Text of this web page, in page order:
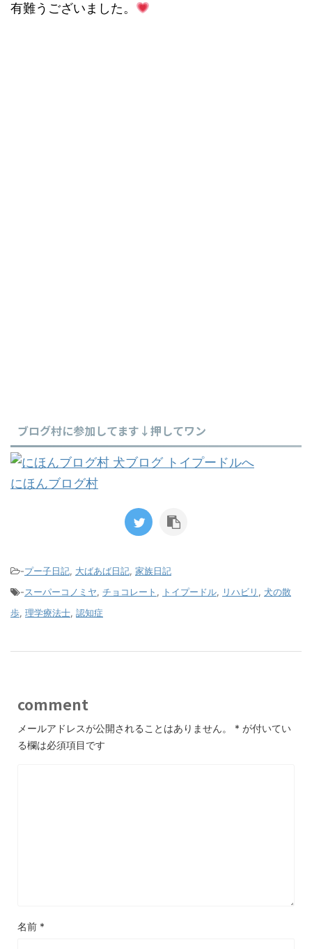
有難うございました。
ブログ村に参加してます↓押してワン
にほんブログ村
-プー子日記, 大ばあば日記, 家族日記
-スーパーコノミヤ, チョコレート , トイプードル, リハビリ , 犬の散
歩, 理学療法士, 認知症
comment
メールアドレスが公開されることはありません。 * が付いてい
る欄は必須項目です
名前 *